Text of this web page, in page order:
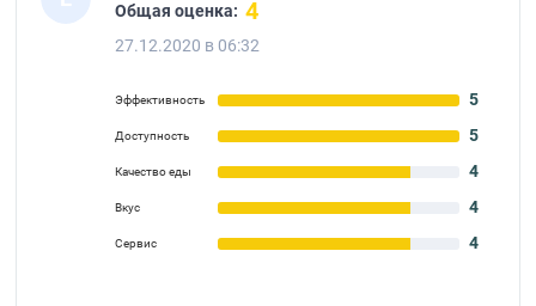
Общая оценка: 4
27.12.2020 в 06:32
Эффективность 5
Доступность 5
Качество еды 4
Вкус 4
Сервис 4